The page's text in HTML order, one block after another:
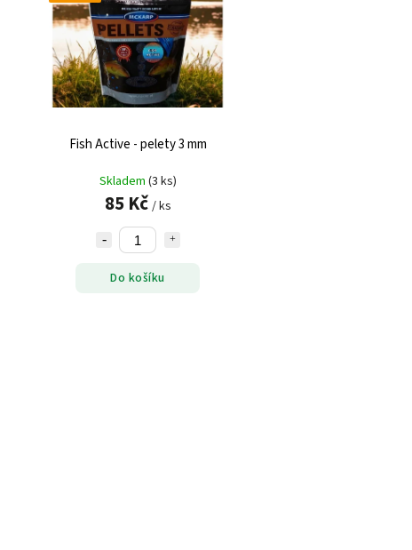
Fish Active - pelety 3 mm
Skladem (3 ks)
85 Kč / ks
Do košíku